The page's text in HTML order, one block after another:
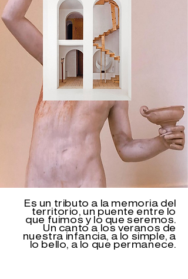
Es un tributo a la memoria del
territorio, un puente entre lo
que fuimos y lo que seremos.
Un canto a los veranos de
nuestra infancia, a lo simple, a
lo bello, a lo que permanece.